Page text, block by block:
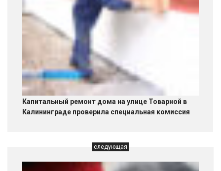
Капитальный ремонт дома на улице Товарной в
Калининграде проверила специальная комиссия
следующая